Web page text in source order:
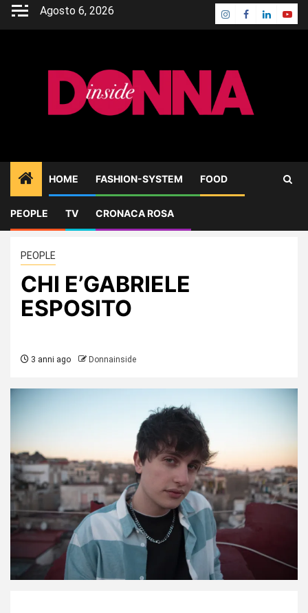
Skip
Agosto 6, 2026 Instagram
Facebook
Linkedin
HOME FASHION-SYSTEM FOOD
PEOPLE TV CRONACA ROSA
Home PEOPLE CHI E’GABRIELE ESPOSITO
PEOPLE
CHI E’GABRIELE
ESPOSITO
3 anni ago Donnainside